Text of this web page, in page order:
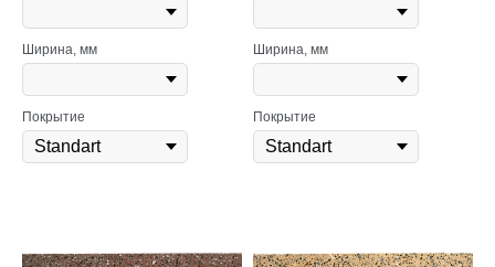
Ширина, мм
Покрытие
Ширина, мм
Покрытие